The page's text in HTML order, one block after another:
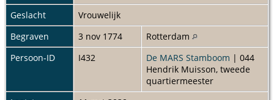
Geslacht
Vrouwelijk
Begraven
3 nov 1774
Rotterdam
Persoon-ID
I432 De MARS Stamboom | 044
Hendrik Muisson, tweede
quartiermeester